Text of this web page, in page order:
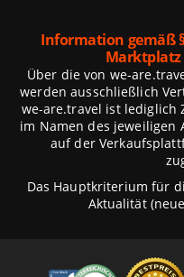
Information gemäß
Marktplatz
Über die von we-
werden ausschließlich
we-are.travel ist lediglich
im Namen des jeweiligen
auf der
Das Hauptkriterium für
Aktualität